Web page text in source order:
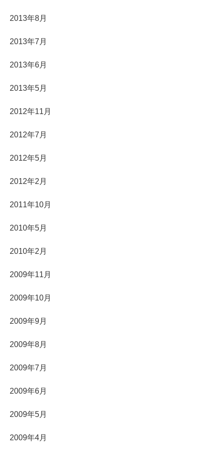
2013年8月
2013年7月
2013年6月
2013年5月
2012年11月
2012年7月
2012年5月
2012年2月
2011年10月
2010年5月
2010年2月
2009年11月
2009年10月
2009年9月
2009年8月
2009年7月
2009年6月
2009年5月
2009年4月